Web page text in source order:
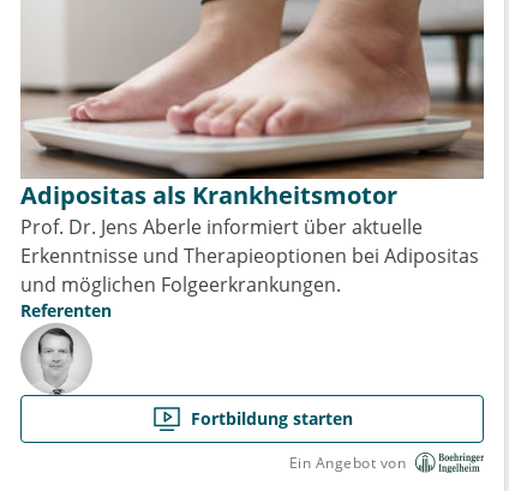
Adipositas als Krankheitsmotor
Prof. Dr. Jens Aberle informiert über aktuelle
Erkenntnisse und Therapieoptionen bei Adipositas
und möglichen Folgeerkrankungen.
Referenten
Fortbildung starten
Ein Angebot von